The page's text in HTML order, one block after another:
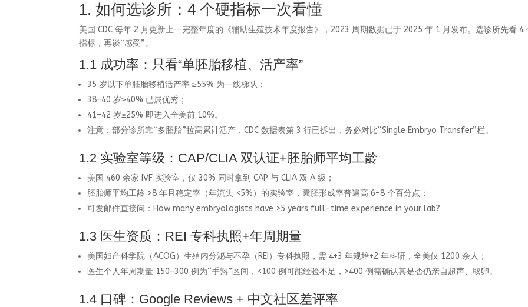
1. 如何选诊所：4 个硬指标一次看懂
美国 CDC 每年 2 月更新上一完整年度的《辅助生殖技术年度报告》，2023 周期数据已于 2025 年 1 月发布。选诊所先看 4
指标，再谈“感受”。
1.1 成功率：只看“单胚胎移植、活产率”
35 岁以下单胚胎移植活产率 ≥55% 为一线梯队；
38–40 岁≥40% 已属优秀；
41–42 岁≥25% 即进入全美前 10%。
注意：部分诊所靠“多胚胎”拉高累计活产，CDC 数据表第 3 行已拆出，务必对比“Single Embryo Transfer”栏。
1.2 实验室等级：CAP/CLIA 双认证+胚胎师平均工龄
美国 460 余家 IVF 实验室，仅 30% 同时拿到 CAP 与 CLIA 双 A 级；
胚胎师平均工龄 >8 年且稳定率（年流失 <5%）的实验室，囊胚形成率普遍高 6–8 个百分点；
可发邮件直接问：How many embryologists have >5 years full-time experience in your lab?
1.3 医生资质：REI 专科执照+年周期量
美国妇产科学院（ACOG）生殖内分泌与不孕（REI）专科执照，需 4+3 年规培+2 年科研，全美仅 1200 余人；
医生个人年周期量 150–300 例为“手熟”区间，<100 例可能经验不足，>400 例需确认其是否仍亲自超声、取卵。
1.4 口碑：Google Reviews + 中文社区差评率